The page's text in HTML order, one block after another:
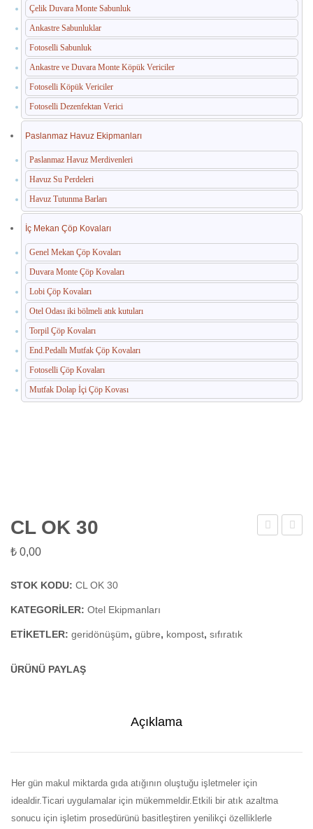
Çelik Duvara Monte Sabunluk
Ankastre Sabunluklar
Fotoselli Sabunluk
Ankastre ve Duvara Monte Köpük Vericiler
Fotoselli Köpük Vericiler
Fotoselli Dezenfektan Verici
Paslanmaz Havuz Ekipmanları
Paslanmaz Havuz Merdivenleri
Havuz Su Perdeleri
Havuz Tutunma Barları
İç Mekan Çöp Kovaları
Genel Mekan Çöp Kovaları
Duvara Monte Çöp Kovaları
Lobi Çöp Kovaları
Otel Odası iki bölmeli atık kutuları
Torpil Çöp Kovaları
End.Pedallı Mutfak Çöp Kovaları
Fotoselli Çöp Kovaları
Mutfak Dolap İçi Çöp Kovası
CL OK 30
₺ 0,00
STOK KODU: CL OK 30
KATEGORILER: Otel Ekipmanları
ETIKETLER: geridönüşüm, gübre, kompost, sıfıratık
ÜRÜNÜ PAYLAŞ
Açıklama
Her gün makul miktarda gıda atığının oluştuğu işletmeler için
idealdir.Ticari uygulamalar için mükemmeldir.Etkili bir atık azaltma
sonucu için işletim prosedürünü basitleştiren yenilikçi özelliklerle